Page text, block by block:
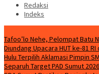
Redaksi
Indeks
Tafoo’lo Nehe, Pelompat Batu
Diundang Upacara HUT ke-81 RI
Hulu Terpilih Aklamasi Pimpin
Separuh Target PAD Sumut